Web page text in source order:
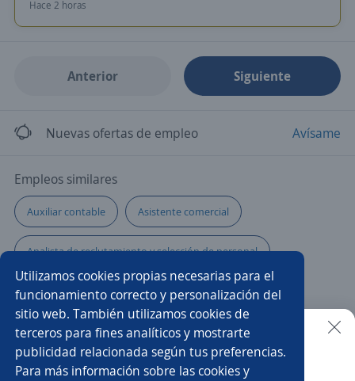
Hace 2 horas
Anterior Siguiente
Nuevas ofertas de empleo Avísame
Empleos similares
Auxiliar contable Asistente comercial
Analista de reclutamiento y selección de personal
Auxiliar de mantenimiento Auxiliar
Agente profesional seguros Auxiliar administrativo/a
Auxiliar logística Auxiliar de obra Ayudante general
Buscar es más fácil en la app
Utilizamos cookies propias necesarias para el
funcionamiento correcto y personalización del
sitio web. También utilizamos cookies de
terceros para fines analíticos y mostrarte
publicidad relacionada según tus preferencias.
Para más información sobre las cookies y